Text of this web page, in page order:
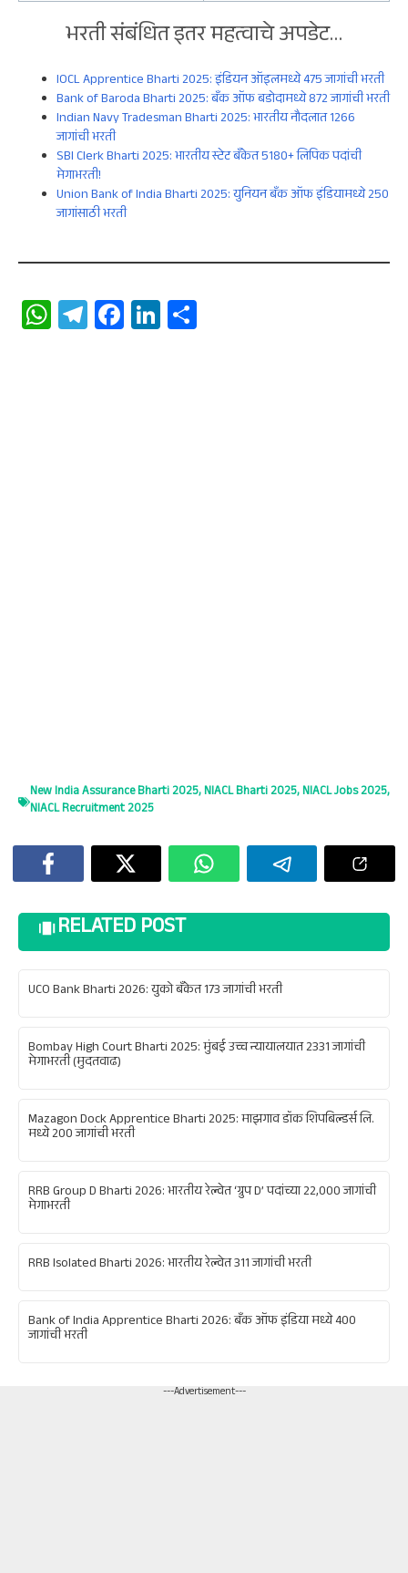
भरती संबंधित इतर महत्वाचे अपडेट…
IOCL Apprentice Bharti 2025: इंडियन ऑइलमध्ये 475 जागांची भरती
Bank of Baroda Bharti 2025: बँक ऑफ बडोदामध्ये 872 जागांची भरती
Indian Navy Tradesman Bharti 2025: भारतीय नौदलात 1266
जागांची भरती
SBI Clerk Bharti 2025: भारतीय स्टेट बँकेत 5180+ लिपिक पदांची
मेगाभरती!
Union Bank of India Bharti 2025: युनियन बँक ऑफ इंडियामध्ये 250
जागांसाठी भरती
W
ha
Te
le
Fa
ce
Li
n
New India Assurance Bharti 2025,NIACL Bharti 2025,NIACL Jobs 2025,
NIACL Recruitment 2025
RELATED POST
UCO Bank Bharti 2026: युको बँकेत 173 जागांची भरती
Bombay High Court Bharti 2025: मुंबई उच्च न्यायालयात 2331 जागांची
मेगाभरती (मुदतवाढ)
Mazagon Dock Apprentice Bharti 2025: माझगाव डॉक शिपबिल्डर्स लि.
मध्ये 200 जागांची भरती
RRB Group D Bharti 2026: भारतीय रेल्वेत ‘ग्रुप D’ पदांच्या 22,000 जागांची
मेगाभरती
RRB Isolated Bharti 2026: भारतीय रेल्वेत 311 जागांची भरती
Bank of India Apprentice Bharti 2026: बँक ऑफ इंडिया मध्ये 400
जागांची भरती
---Advertisement---